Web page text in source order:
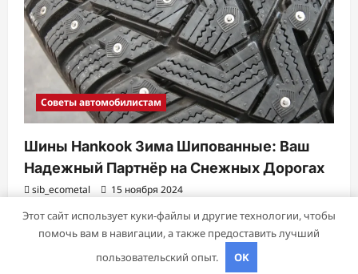
Советы автомобилистам
Шины Hankook Зима Шипованные: Ваш
Надежный Партнёр на Снежных Дорогах
sib_ecometal 15 ноября 2024
Авторское право © 2026 Все права зарезервированы.
ReviewNewsот AF themes.
Этот сайт использует куки-файлы и другие технологии, чтобы
помочь вам в навигации, а также предоставить лучший
пользовательский опыт.
OK